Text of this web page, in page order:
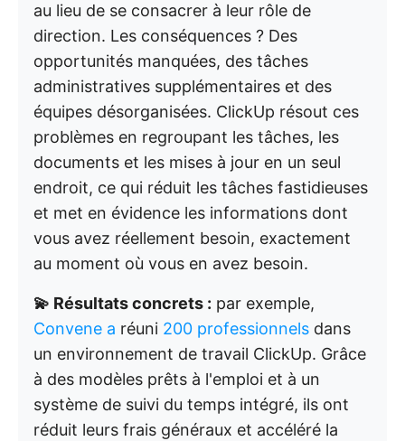
au lieu de se consacrer à leur rôle de
direction. Les conséquences ? Des
opportunités manquées, des tâches
administratives supplémentaires et des
équipes désorganisées. ClickUp résout ces
problèmes en regroupant les tâches, les
documents et les mises à jour en un seul
endroit, ce qui réduit les tâches fastidieuses
et met en évidence les informations dont
vous avez réellement besoin, exactement
au moment où vous en avez besoin.
💫 Résultats concrets : par exemple,
Convene a réuni 200 professionnels dans
un environnement de travail ClickUp. Grâce
à des modèles prêts à l'emploi et à un
système de suivi du temps intégré, ils ont
réduit leurs frais généraux et accéléré la